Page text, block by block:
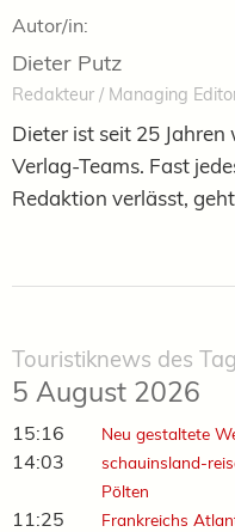
Autor/in:
Dieter Putz
Redakteur / Managing
Dieter ist seit 25 Jahren
Verlag-Teams. Fast
Redaktion verlässt,
Touristiknews des
5 August 2026
15:16 Neu gestaltete
14:03
schauinsland-
Pölten
11:25
Frankreichs